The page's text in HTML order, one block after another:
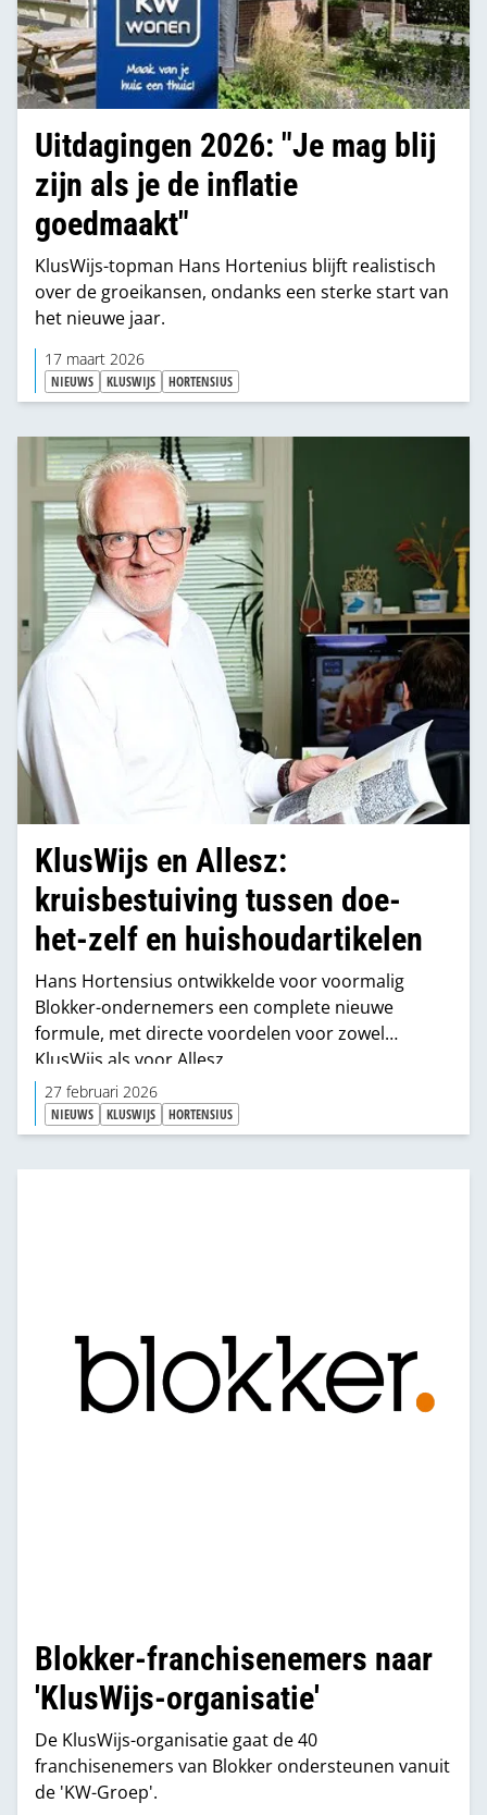
Uitdagingen 2026: "Je mag blij
zijn als je de inflatie
goedmaakt"
KlusWijs-topman Hans Hortenius blijft realistisch
over de groeikansen, ondanks een sterke start van
het nieuwe jaar.
17 maart 2026
NIEUWS KLUSWIJS HORTENSIUS
KlusWijs en Allesz:
kruisbestuiving tussen doe-
het-zelf en huishoudartikelen
Hans Hortensius ontwikkelde voor voormalig
Blokker-ondernemers een complete nieuwe
formule, met directe voordelen voor zowel
KlusWijs als voor Allesz.
27 februari 2026
NIEUWS KLUSWIJS HORTENSIUS
Blokker-franchisenemers naar
'KlusWijs-organisatie'
De KlusWijs-organisatie gaat de 40
franchisenemers van Blokker ondersteunen vanuit
de 'KW-Groep'.